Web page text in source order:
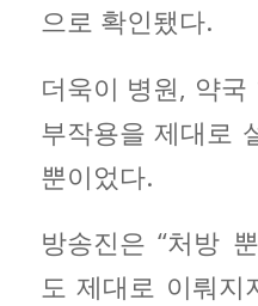
으로 확인됐다.
더욱이 병원, 약
부작용을 제대로
뿐이었다.
방송진은 “처방
도 제대로 이뤄지